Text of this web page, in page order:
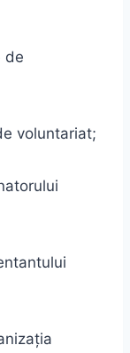
de
voluntariat;